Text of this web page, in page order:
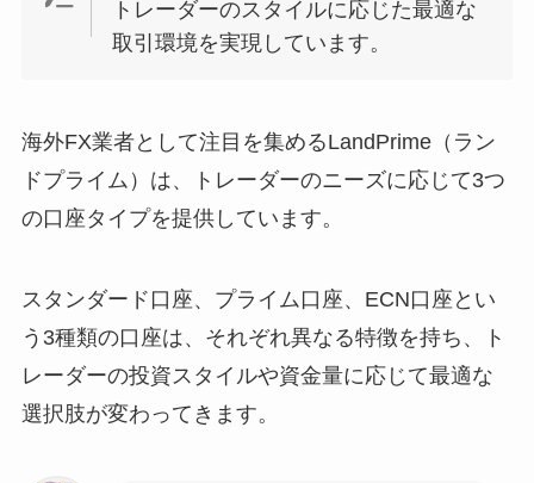
トレーダーのスタイルに応じた最適な
取引環境を実現しています。
海外FX業者として注目を集めるLandPrime（ラン
ドプライム）は、トレーダーのニーズに応じて3つ
の口座タイプを提供しています。
スタンダード口座、プライム口座、ECN口座とい
う3種類の口座は、それぞれ異なる特徴を持ち、ト
レーダーの投資スタイルや資金量に応じて最適な
選択肢が変わってきます。